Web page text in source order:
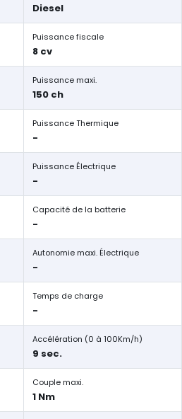
Diesel
Puissance fiscale
8 cv
Puissance maxi.
150 ch
Puissance Thermique
-
Puissance Électrique
-
Capacité de la batterie
-
Autonomie maxi. Électrique
-
Temps de charge
-
Accélération (0 à 100Km/h)
9 sec.
Couple maxi.
1 Nm